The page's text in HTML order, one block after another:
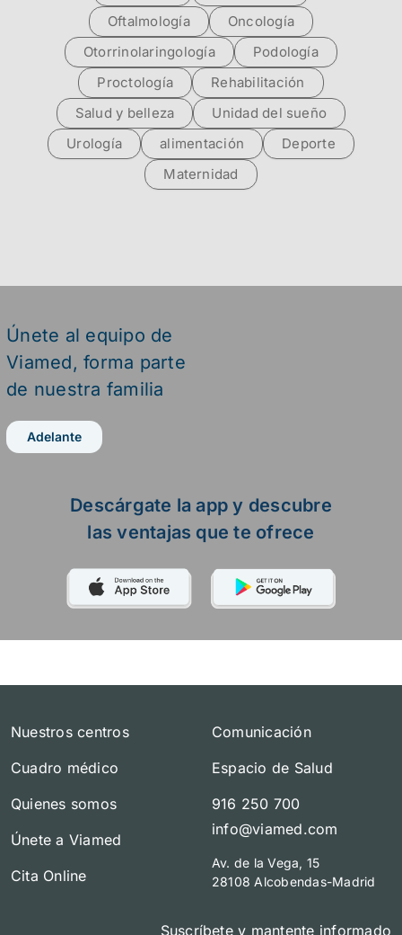
Oftalmología
Oncología
Otorrinolaringología
Podología
Proctología
Rehabilitación
Salud y belleza
Unidad del sueño
Urología
alimentación
Deporte
Maternidad
Descárgate la app y descubre
las ventajas que te ofrece
Únete al equipo de
Viamed, forma parte
de nuestra familia
Adelante
Nuestros centros
Cuadro médico
Quienes somos
Únete a Viamed
Cita Online
Comunicación
Espacio de Salud
916 250 700
info@viamed.com
Av. de la Vega, 15
28108 Alcobendas-Madrid
Suscríbete y mantente informado